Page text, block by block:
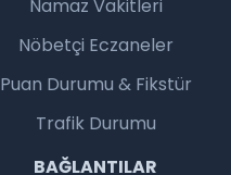
Namaz Vakitleri
Nöbetçi Eczaneler
Puan Durumu & Fikstür
Trafik Durumu
BAĞLANTILAR